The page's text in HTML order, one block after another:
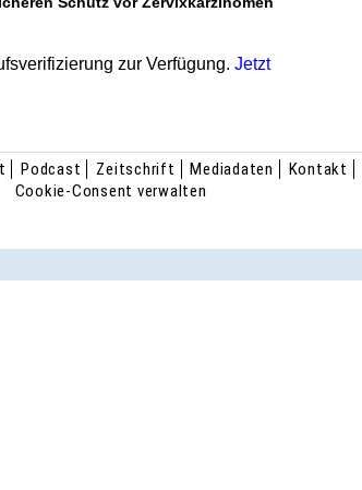
zur Verfügung. Jetzt
Podcast Zeitschrift Mediadaten Kontakt
Cookie-Consent verwalten